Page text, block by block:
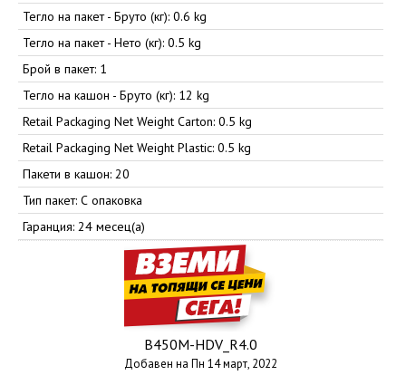
Тегло на пакет - Бруто (кг): 0.6 kg
Тегло на пакет - Нето (кг): 0.5 kg
Брой в пакет: 1
Тегло на кашон - Бруто (кг): 12 kg
Retail Packaging Net Weight Carton: 0.5 kg
Retail Packaging Net Weight Plastic: 0.5 kg
Пакети в кашон: 20
Тип пакет: С опаковка
Гаранция: 24 месец(а)
B450M-HDV_R4.0
Добавен на Пн 14 март, 2022